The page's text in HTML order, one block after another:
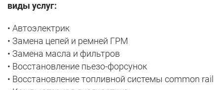
виды услуг:
• Автоэлектрик
• Замена цепей и ремней ГРМ
• Замена масла и фильтров
• Восстановление пьезо-форсунок
• Восстановление топливной системы common rail